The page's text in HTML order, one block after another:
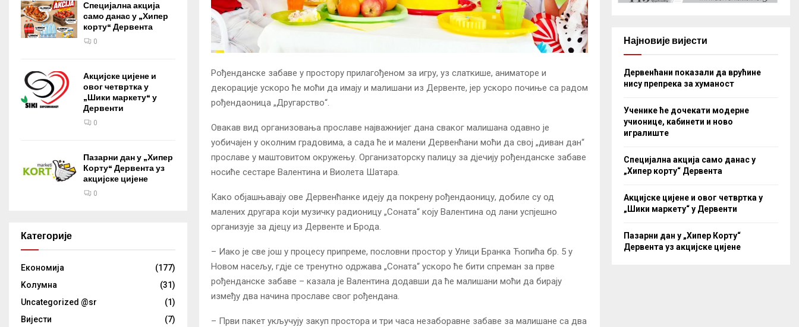
Рођенданске забаве у простору прилагођеном за игру, уз слаткише, аниматоре и
декорације ускоро ће моћи да имају и малишани из Дервенте, јер ускоро почиње са радом
рођендаоница „Другарство“.
Овакaв вид организовања прославе најважнијег дана сваког малишана одавно је
уобичајен у околним градовима, а сада ће и малени Дервенћани моћи да свој „диван дан“
прославе у маштовитом окружењу. Организаторску палицу за дјечију рођенданске забаве
носиће сестаре Валентина и Виолета Шатара.
Како објашњавају ове Дервенћанке идеју да покрену рођендаоницу, добиле су од
малених другара који музичку радионицу „Соната“ коју Валентина од лани успјешно
организује за дјецу из Дервенте и Брода.
– Иако је све још у процесу припреме, пословни простор у Улици Бранка Ћопића бр. 5 у
Новом насељу, гдје се тренутно одржава „Соната“ ускоро ће бити спреман за прве
рођенданске забаве – казала је Валентина додавши да ће малишани моћи да бирају
између два начина прославе свог рођендана.
– Први пакет укључују закуп простора и три часа незаборавне забаве за малишане са два
Специјална акција
само данас у „Хипер
корту“ Дервента
0
Акцијске цијене и
овог четвртка у
„Шики маркету“ у
Дервенти
0
Пазарни дан у „Хипер
Корту“ Дервента уз
акцијске цијене
0
Категорије
Eкономија
(177)
Kолумнa
(31)
Uncategorized @sr
(1)
Вијести
(7)
Најновије вијести
Дервенћани показали да врућине
нису препрека за хуманост
Ученике ће дочекати модерне
учионице, кабинети и ново
игралиште
Специјална акција само данас у
„Хипер корту“ Дервента
Акцијске цијене и овог четвртка у
„Шики маркету“ у Дервенти
Пазарни дан у „Хипер Корту“
Дервента уз акцијске цијене